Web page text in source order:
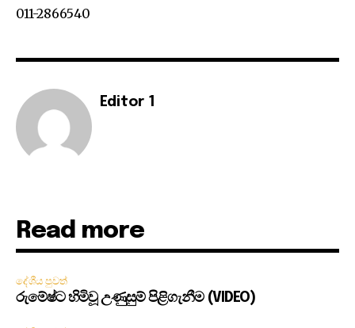
011-2866540
Editor 1
Read more
දේශීය පුවත්
රුමේෂ්ට හිමිවූ උණුසුම් පිළිගැනීම (VIDEO)